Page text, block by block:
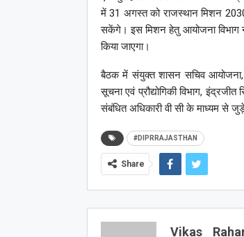
में 31 अगस्त को राजस्थान मिशन
सकेंगे। इस मिशन हेतु आयोजना विभाग
किया जाएगा।
बैठक में संयुक्त शासन सचिव आयोजना,
सूचना एवं प्रौद्योगिकी विभाग,
संबंधित अधिकारी वी सी के माध्यम से
#DIPRRAJASTHAN
Share
Vikas